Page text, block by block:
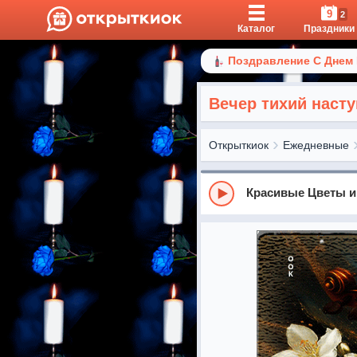
Каталог
9 2
Праздники
Поздравление С
Вечер тихий
Открыткиок Ежедневные
Красивые Цветы